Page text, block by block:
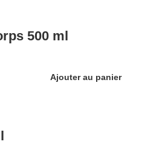
500 ml
Ajouter au panier